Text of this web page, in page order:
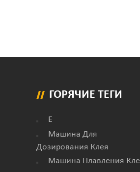
ГОРЯЧИЕ ТЕГИ
E
Машина Для
Дозирования Клея
Машина Плавления